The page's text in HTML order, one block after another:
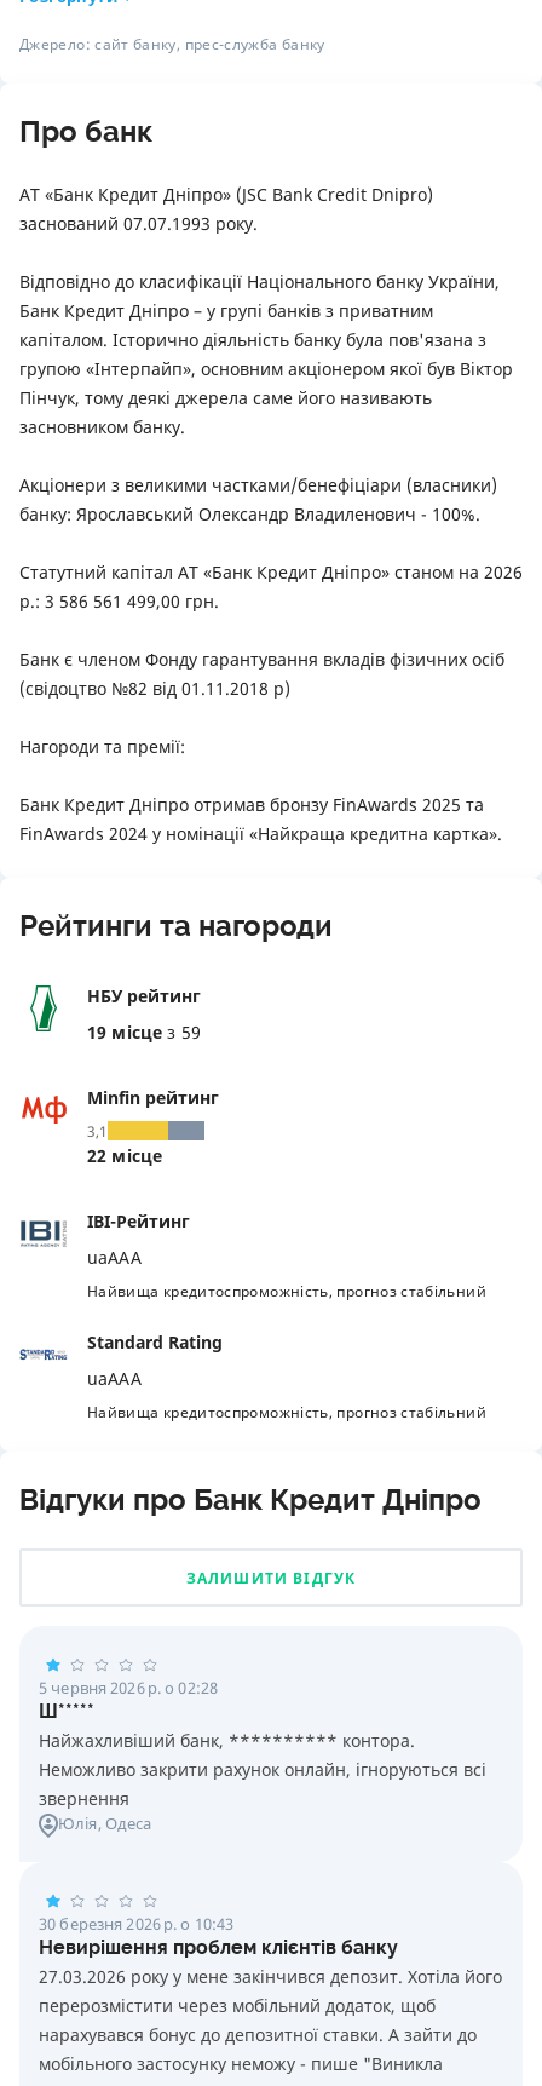
Джерело: сайт банку, прес-служба банку
Про банк
АТ «Банк Кредит Дніпро» (JSC Bank Credit Dnipro)
заснований 07.07.1993 року.
Відповідно до класифікації Національного банку України,
Банк Кредит Дніпро – у групі банків з приватним
капіталом. Історично діяльність банку була пов'язана з
групою «Інтерпайп», основним акціонером якої був Віктор
Пінчук, тому деякі джерела саме його називають
засновником банку.
Акціонери з великими частками/бенефіціари (власники)
банку: Ярославський Олександр Владиленович - 100%.
Статутний капітал АТ «Банк Кредит Дніпро» станом на 2026
р.: 3 586 561 499,00 грн.
Банк є членом Фонду гарантування вкладів фізичних осіб
(свідоцтво №82 від 01.11.2018 р)
Нагороди та премії:
Банк Кредит Дніпро отримав бронзу FinAwards 2025 та
FinAwards 2024 у номінації «Найкраща кредитна картка».
Рейтинги та нагороди
НБУ рейтинг
19 місце з 59
Minfin рейтинг
3,1
22 місце
IBI-Рейтинг
uaAAA
Найвища кредитоспроможність, прогноз стабільний
Standard Rating
uaAAA
Найвища кредитоспроможність, прогноз стабільний
Відгуки про Банк Кредит Дніпро
ЗАЛИШИТИ ВІДГУК
5 червня 2026 р. о 02:28
Ш*****
Найжахливіший банк, ********** контора.
Неможливо закрити рахунок онлайн, ігноруються всі
звернення
Юлія, Одеса
30 березня 2026 р. о 10:43
Невирішення проблем клієнтів банку
27.03.2026 року у мене закінчився депозит. Хотіла його
перерозмістити через мобільний додаток, щоб
нарахувався бонус до депозитної ставки. А зайти до
мобільного застосунку неможу - пише "Виникла